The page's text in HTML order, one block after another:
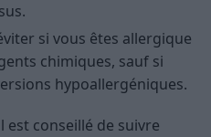
si vous êtes allergique
chimiques, sauf si
hypoallergéniques.
conseillé de suivre